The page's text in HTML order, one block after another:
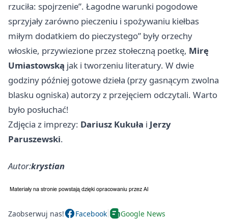
rzuciła: spojrzenie”. Łagodne warunki pogodowe
sprzyjały zarówno pieczeniu i spożywaniu kiełbas
miłym dodatkiem do pieczystego” były orzechy
włoskie, przywiezione przez stołeczną poetkę, Mirę
Umiastowską jak i tworzeniu literatury. W dwie
godziny później gotowe dzieła (przy gasnącym zwolna
blasku ogniska) autorzy z przejęciem odczytali. Warto
było posłuchać!
Zdjęcia z imprezy: Dariusz Kukuła i Jerzy
Paruszewski.
Autor:krystian
Zaobserwuj nas! Facebook Google News